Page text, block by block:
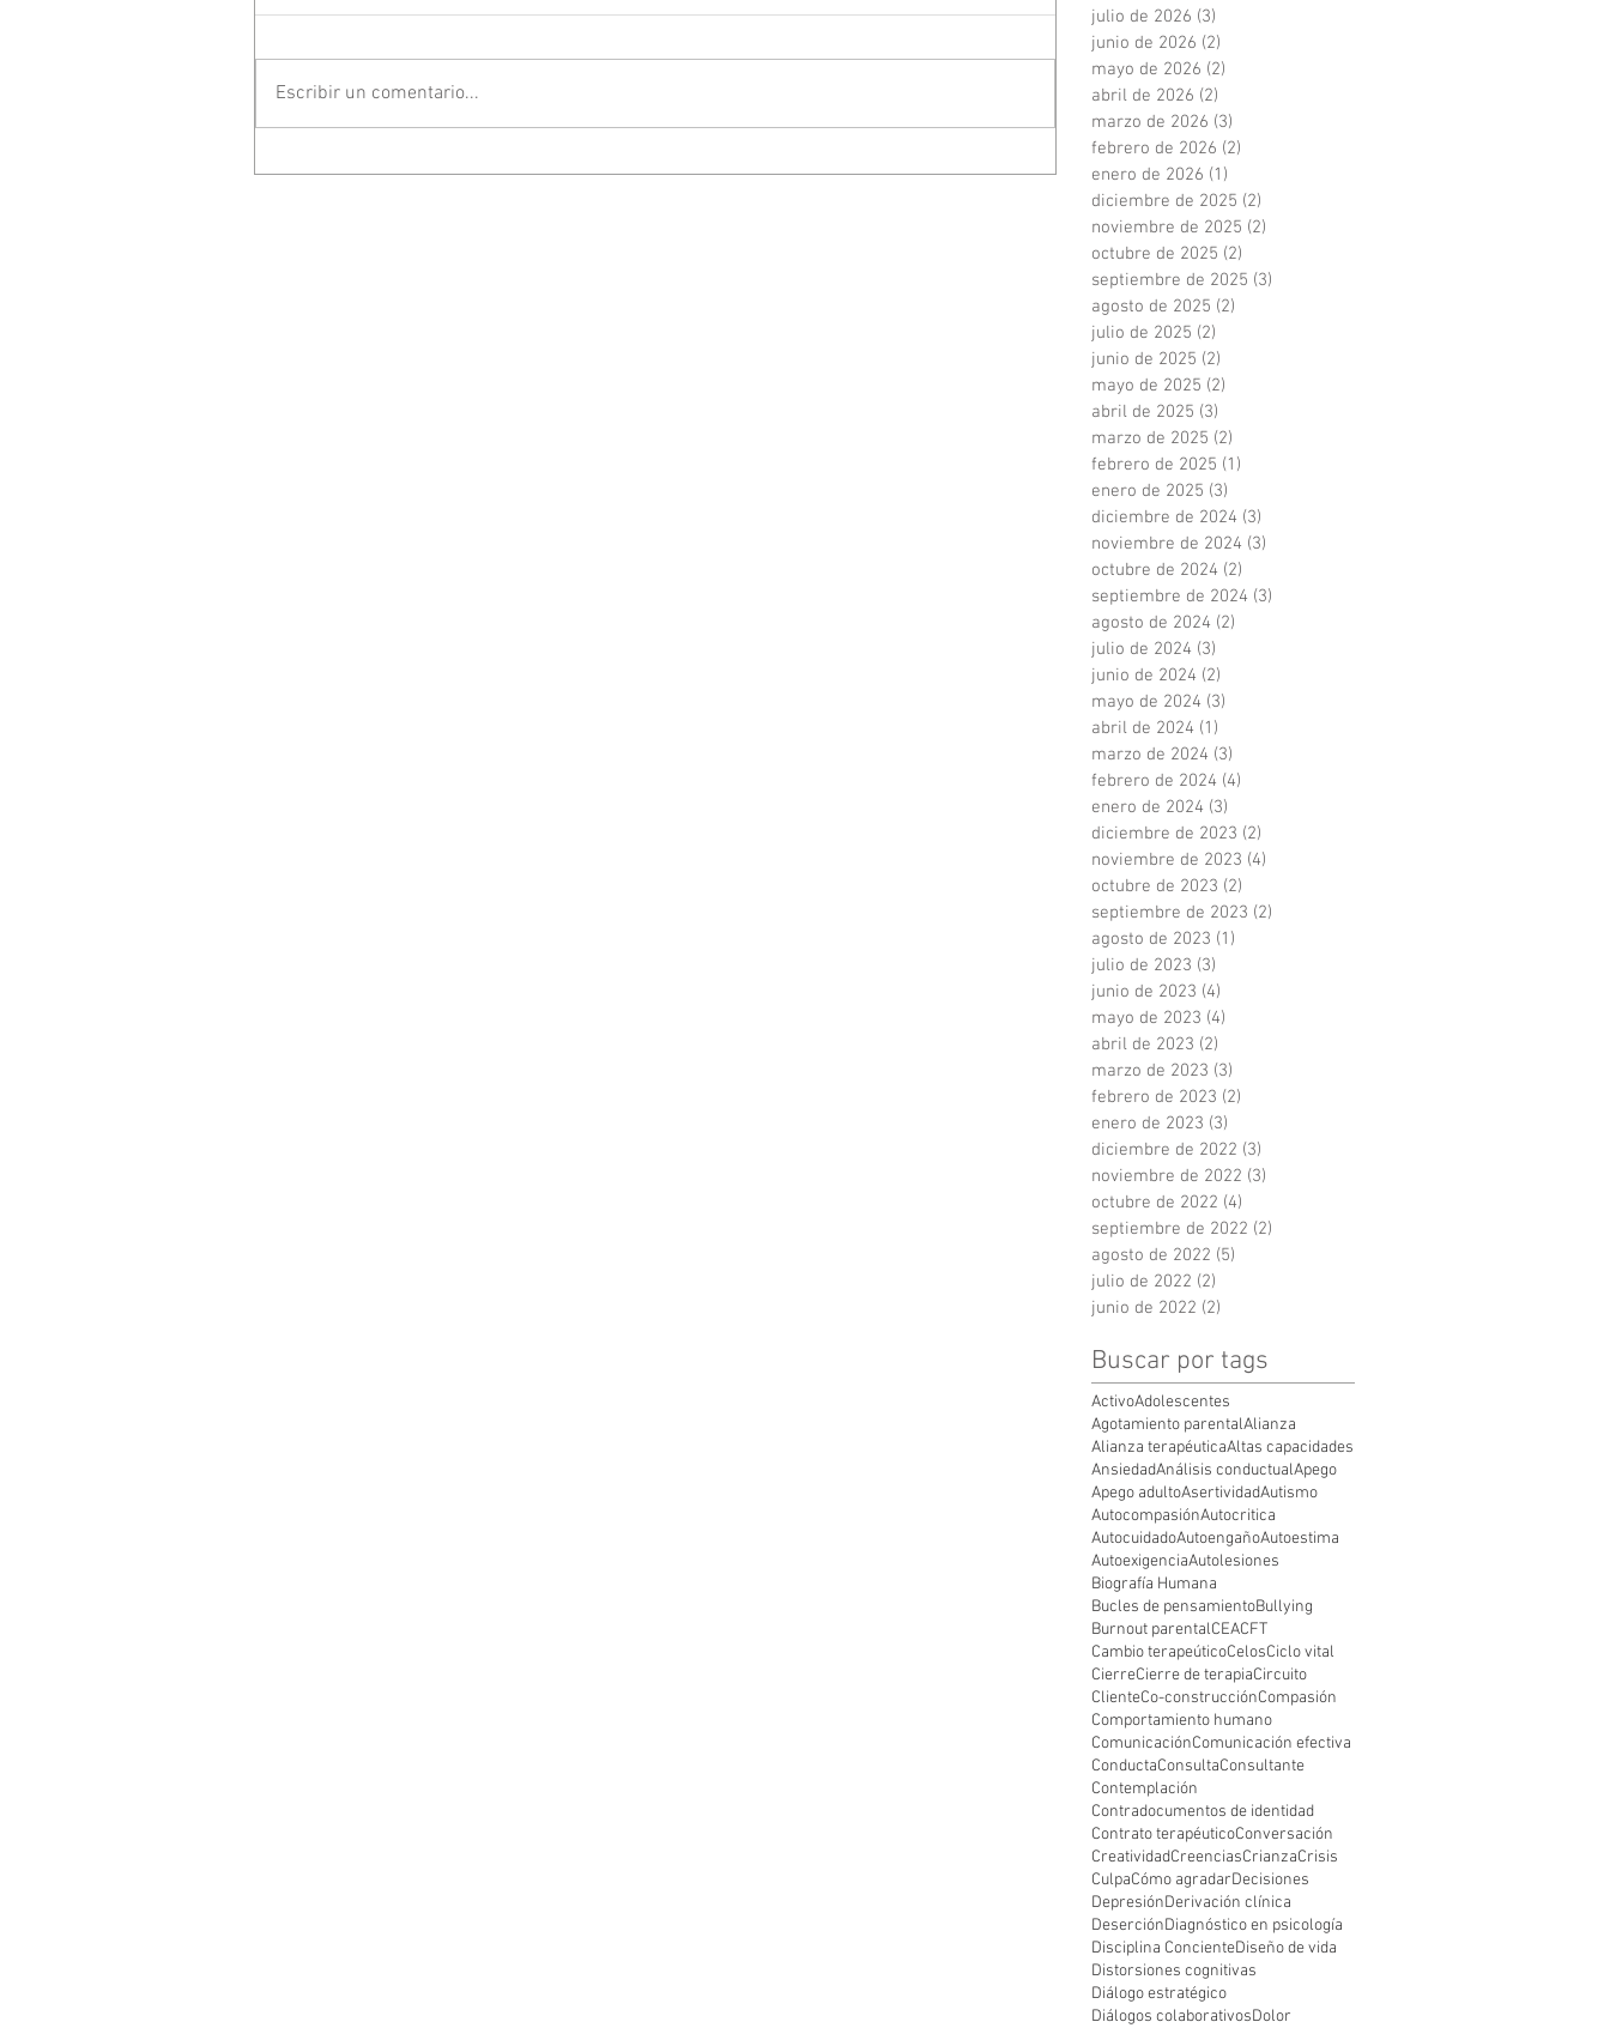
Escribir un comentario...
julio de 2026 (3)
junio de 2026 (2)
mayo de 2026 (2)
abril de 2026 (2)
marzo de 2026 (3)
febrero de 2026 (2)
enero de 2026 (1)
diciembre de 2025 (2)
noviembre de 2025 (2)
octubre de 2025 (2)
septiembre de 2025 (3)
agosto de 2025 (2)
julio de 2025 (2)
junio de 2025 (2)
mayo de 2025 (2)
abril de 2025 (3)
marzo de 2025 (2)
febrero de 2025 (1)
enero de 2025 (3)
diciembre de 2024 (3)
noviembre de 2024 (3)
octubre de 2024 (2)
septiembre de 2024 (3)
agosto de 2024 (2)
julio de 2024 (3)
junio de 2024 (2)
mayo de 2024 (3)
abril de 2024 (1)
marzo de 2024 (3)
febrero de 2024 (4)
enero de 2024 (3)
diciembre de 2023 (2)
noviembre de 2023 (4)
octubre de 2023 (2)
septiembre de 2023 (2)
agosto de 2023 (1)
julio de 2023 (3)
junio de 2023 (4)
mayo de 2023 (4)
abril de 2023 (2)
marzo de 2023 (3)
febrero de 2023 (2)
enero de 2023 (3)
diciembre de 2022 (3)
noviembre de 2022 (3)
octubre de 2022 (4)
septiembre de 2022 (2)
agosto de 2022 (5)
julio de 2022 (2)
junio de 2022 (2)
Buscar por tags
ActivoAdolescentes
Agotamiento parentalAlianza
Alianza terapéuticaAltas capacidades
AnsiedadAnálisis conductualApego
Apego adultoAsertividadAutismo
AutocompasiónAutocritica
AutocuidadoAutoengañoAutoestima
AutoexigenciaAutolesiones
Biografía Humana
Bucles de pensamientoBullying
Burnout parentalCEACFT
Cambio terapeúticoCelosCiclo vital
CierreCierre de terapiaCircuito
ClienteCo-construcciónCompasión
Comportamiento humano
ComunicaciónComunicación efectiva
ConductaConsultaConsultante
Contemplación
Contradocumentos de identidad
Contrato terapéuticoConversación
CreatividadCreenciasCrianzaCrisis
CulpaCómo agradarDecisiones
DepresiónDerivación clínica
DeserciónDiagnóstico en psicología
Disciplina ConcienteDiseño de vida
Distorsiones cognitivas
Diálogo estratégico
Diálogos colaborativosDolor